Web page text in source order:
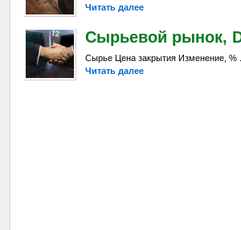
Читать далее
Сырьевой рынок,
Сырье Цена закрытия Изменение, % ...
Читать далее